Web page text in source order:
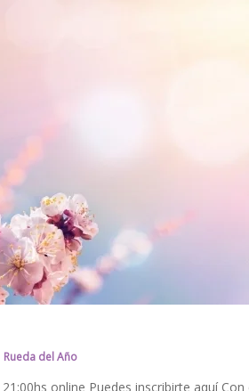
Rueda del Año
online Puedes inscribirte aquí